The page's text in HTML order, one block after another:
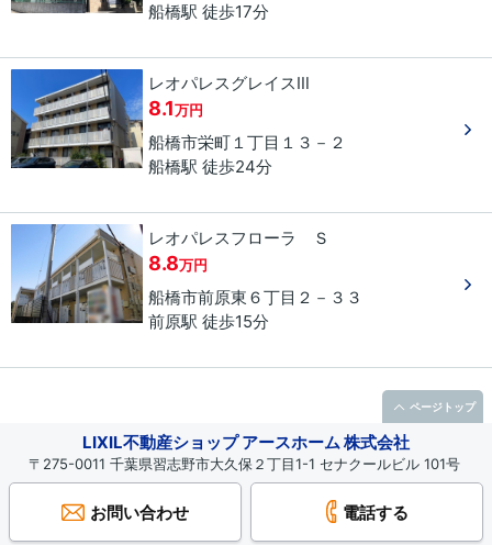
船橋駅 徒歩17分
レオパレスグレイスⅢ
8.1万円
船橋市栄町 １丁目 １３－２
船橋駅 徒歩24分
レオパレスフローラ Ｓ
8.8万円
船橋市前原東 ６丁目 ２－３３
前原駅 徒歩15分
LIXIL不動産ショップ アースホーム 株式会社
〒275-0011 千葉県習志野市大久保２丁目1-1 セナクールビル 101号
お問い合わせ 電話する
ページトップ